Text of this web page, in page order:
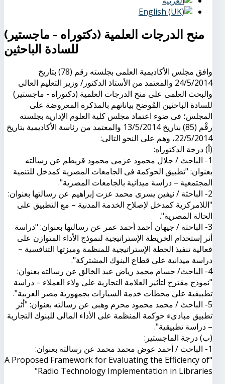
منح الدرجات العلمية (دكتوراه - ماجستير)
للسادة الباحثين
وافق مجلس الأكاديمية العلمى بجلسته رقم (78) بتاريخ
24/5/2014 والمعتمد من الأستاذ الدكتور/ وزير التعليم العالى
والبحث العلمى على منح الدرجات العلمية (دكتوراه - ماجستير)
للسادة الباحثين المُوضح بياناتهم بالمذكرة المعروضة على
المجلس؛ فى ضوء اعتماد مجلس كلية العلوم الإدارية بجلسته
رقْم (85) بتاريخ 13/5/2014 والمعتمد من رئاسة الأكاديمية بتاريخ
22/5/2014، وهم على النحو التالى:
(أ) درجة الدكتوراه:
1- الباحث / جلال محمود عزمى محمود قريطم عن رسالته
بعنوان: "تطبيق الحوكمة فى الجامعات المصرية كمدخل للتنمية
المجتمعية – دراسة ميدانية بالجامعات المصرية".
2- الباحثة / نيفين يسرى محمد عزت إبراهيم عن رسالتها بعنوان:
"اللامركزية كمدخل لإصلاح الخدمة المدنية – مع التطبيق على
الحالة المصرية".
3- الباحثة / جيهان أحمد أحمد عمر عن رسالتها بعنوان: "دراسة
أثر إستخدام الخريطة الإستراتيجية لنموذج الأداء المتوازن على
فعالية تنفيذ الخطة الإستراتيجية للمنظمة وميزتها التنافسية –
دراسة ميدانية على قطاع البنوك المشتركة".
4- الباحث/ حسام محمد رياض عبد الخالق عن رسالته بعنوان:
"نموذج مقترح لتأثير العلامة التجارية على ولاء العملاء – دراسة
تطبيقية على محطات خدمة السيارات بجمهورية مصر العربية".
5- الباحث / محمد محمود محرم وهبى عن رسالته بعنوان: "أثر
تطبيق مبادىء حوكمة المنظمة على الأداء المالى للبنوك التجارية
– دراسة تطبيقية".
(ب) درجة الماجستير:
1- الباحث / أحمد عوض محمد محمد عن رسالته بعنوان:
"A Proposed Framework for Evaluating the Efficiency of
Radio Technology Implementation in Libraries"